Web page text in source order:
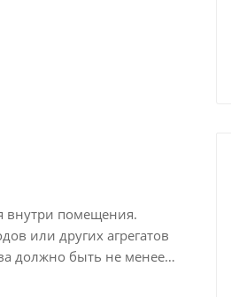
внутри помещения.
или других агрегатов
должно быть не менее